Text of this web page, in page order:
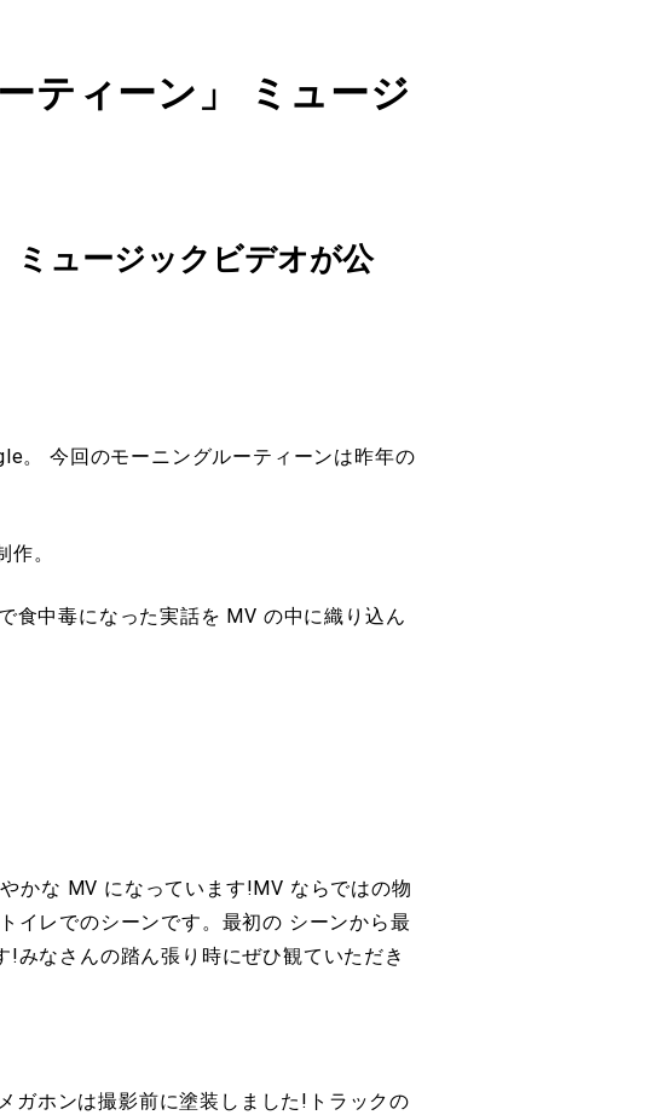
ティーン」 ミュージ
ュージックビデオが公
。 今回のモーニングルーティーンは昨年の
。
食中毒になった実話を MV の中に織り込ん
かな MV になっています!MV ならではの物
イレでのシーンです。最初の シーンから最
みなさんの踏ん張り時にぜひ観ていただき
ガホンは撮影前に塗装しました!トラックの